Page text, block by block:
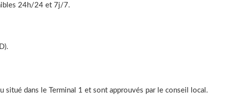
24h/24 et 7j/7.
situé dans le Terminal 1 et sont approuvés par le conseil local.